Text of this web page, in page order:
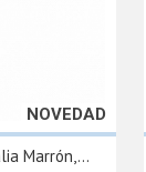
NOVEDAD
Marrón,...